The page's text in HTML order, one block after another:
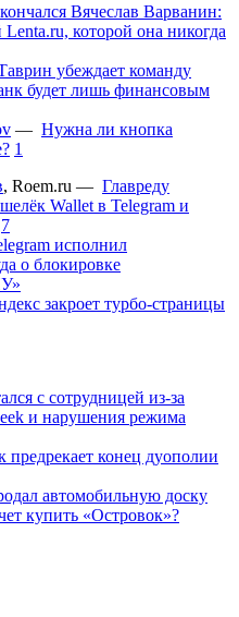
Вячеслав Варванин:
которой она никогда
убеждает команду
будет лишь финансовым
— Нужна ли кнопка
1
, Roem.ru — Главреду
Wallet в Telegram и
7
исполнил
о блокировке
закроет турбо-страницы
с сотрудницей из-за
и нарушения режима
предрекает конец дуополии
автомобильную доску
купить «Островок»?